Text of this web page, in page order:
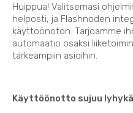
Huippua! Valitsemasi
helposti, ja Flashnoden
käyttöönoton. Tarjoamme
automaatio osaksi
tärkeämpiin asioihin.
Käyttöönotto sujuu